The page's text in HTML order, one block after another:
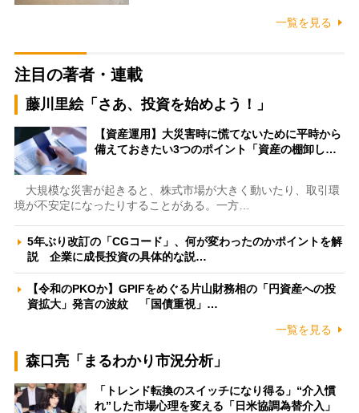
一覧を見る
注目の著者・連載
藤川里絵「さあ、投資を始めよう！」
【資産運用】大災害時に慌てないために平時から
備えておきたい3つのポイント「資産の棚卸し…
大規模な災害が起きると、株式市場が大きく動いたり、取引環
境が不安定になったりすることがある。一方…
5年ぶり改訂の「CGコード」、何が変わったのかポイントを解
説 企業に成長投資の具体的な説…
【令和のPKOか】GPIFをめぐる片山財務相の「円資産への投
資拡大」発言の波紋 「国債重視」…
一覧を見る
森口亮「まるわかり市況分析」
「トレンド転換のスイッチになり得る」“介入慣
れ”した市場心理を変える「日米協調為替介入」